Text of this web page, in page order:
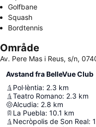
Golfbane
Squash
Bordtennis
Område
Av. Pere Mas i Reus, s/n,
Avstand fra BelleVue Club
Pol·lèntia: 2.3 km
Teatro Romano: 2.3 km
Alcudia: 2.8 km
La Puebla: 10.1 km
Necròpolis de Son Real: